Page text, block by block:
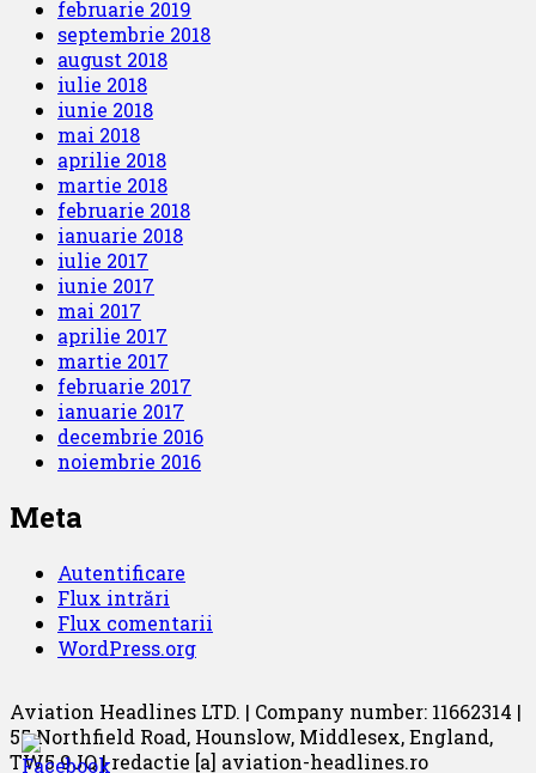
februarie 2019
septembrie 2018
august 2018
iulie 2018
iunie 2018
mai 2018
aprilie 2018
martie 2018
februarie 2018
ianuarie 2018
iulie 2017
iunie 2017
mai 2017
aprilie 2017
martie 2017
februarie 2017
ianuarie 2017
decembrie 2016
noiembrie 2016
Meta
Autentificare
Flux intrări
Flux comentarii
WordPress.org
Aviation Headlines LTD. | Company number: 11662314 |
55 Northfield Road, Hounslow, Middlesex, England,
TW5 9JQ | redactie [a] aviation-headlines.ro